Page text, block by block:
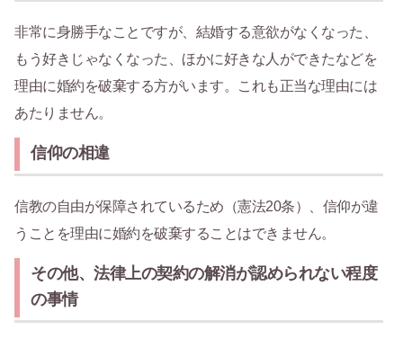
非常に身勝手なことですが、結婚する意欲がなくなった、
もう好きじゃなくなった、ほかに好きな人ができたなどを
理由に婚約を破棄する方がいます。これも正当な理由には
あたりません。
信仰の相違
信教の自由が保障されているため（憲法20条）、信仰が違
うことを理由に婚約を破棄することはできません。
その他、法律上の契約の解消が認められない程度
の事情